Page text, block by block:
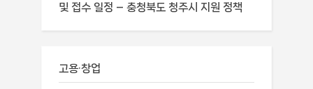
및 접수 일정 – 충청북도 청주시 지원 정책
고용·창업